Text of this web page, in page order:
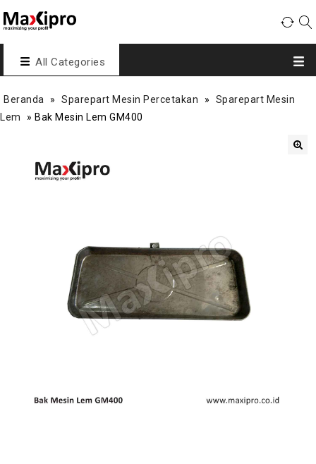
All Categories
Beranda » Sparepart Mesin Percetakan »
Sparepart Mesin
Lem
» Bak Mesin Lem GM400